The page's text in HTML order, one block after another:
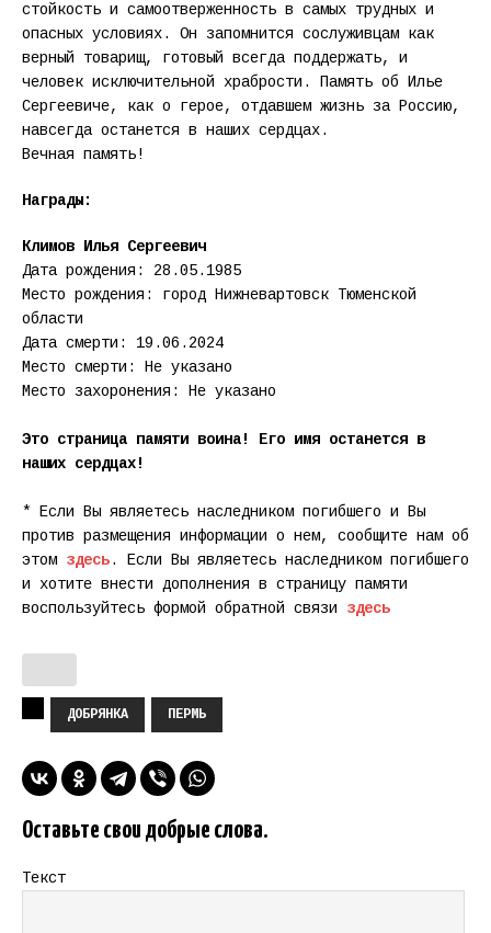
стойкость и самоотверженность в самых трудных и
опасных условиях. Он запомнится сослуживцам как
верный товарищ, готовый всегда поддержать, и
человек исключительной храбрости. Память об Илье
Сергеевиче, как о герое, отдавшем жизнь за Россию,
навсегда останется в наших сердцах.
Вечная память!
Награды:
Климов Илья Сергеевич
Дата рождения: 28.05.1985
Место рождения: город Нижневартовск Тюменской
области
Дата смерти: 19.06.2024
Место смерти: Не указано
Место захоронения: Не указано
Это страница памяти воина! Его имя останется в
наших сердцах!
* Если Вы являетесь наследником погибшего и Вы
против размещения информации о нем, сообщите нам об
этом здесь. Если Вы являетесь наследником погибшего
и хотите внести дополнения в страницу памяти
воспользуйтесь формой обратной связи здесь
ДОБРЯНКА ПЕРМЬ
Оставьте свои добрые слова.
Текст